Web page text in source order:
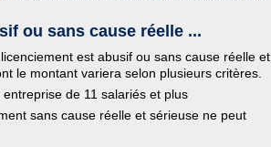
ou sans cause réelle ...
est abusif ou sans cause réelle et
le montant variera selon plusieurs critères.
de 11 salariés et plus
sans cause réelle et sérieuse ne peut